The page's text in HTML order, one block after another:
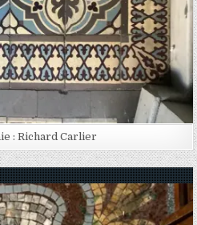
: Richard Carlier
in